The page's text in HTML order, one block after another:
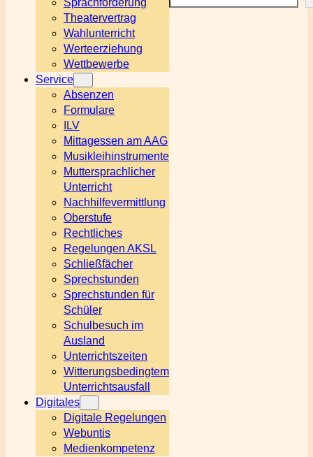
Sprachförderung
Theatervertrag
Wahlunterricht
Werteerziehung
Wettbewerbe
Service
Absenzen
Formulare
ILV
Mittagessen am AAG
Musikleihinstrumente
Muttersprachlicher
Unterricht
Nachhilfevermittlung
Oberstufe
Rechtliches
Regelungen AKSL
Schließfächer
Sprechstunden
Sprechstunden für
Schüler
Schulbesuch im
Ausland
Unterrichtszeiten
Witterungsbedingtem
Unterrichtsausfall
Digitales
Digitale Regelungen
Webuntis
Medienkompetenz